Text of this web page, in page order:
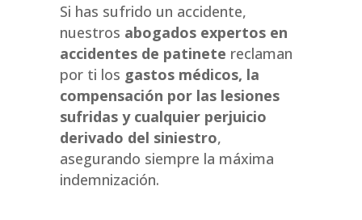
Si has sufrido un accidente,
nuestros abogados expertos en
accidentes de patinete reclaman
por ti los gastos médicos, la
compensación por las lesiones
sufridas y cualquier perjuicio
derivado del siniestro,
asegurando siempre la máxima
indemnización.